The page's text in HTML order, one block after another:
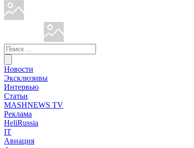
Новости
Эксклюзивы
Интервью
Статьи
MASHNEWS TV
Реклама
HeliRussia
IT
Авиация